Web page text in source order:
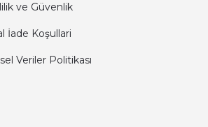
ve Güvenlik
İade Koşullari
Veriler Politikası